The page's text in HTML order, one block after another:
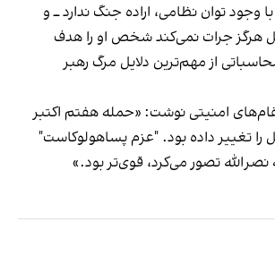
وجود توان نظامی، اراده جنگ ندارد ــ و
هرگز جرات نمی‌کند شخص او را هدف
از مهم‌ترین دلایل مرگ رهبر
امنیتی نوشت: «حمله هفتم اکتبر
را تغییر داده بود. "عزم پساهولوکاست"
نصرالله تصور می‌کرد، قوی‌تر بود.»